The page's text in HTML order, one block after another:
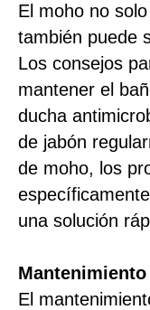
El moho no
también puede
Los consejos
mantener el
ducha
de jabón
de moho, los
una solución
El